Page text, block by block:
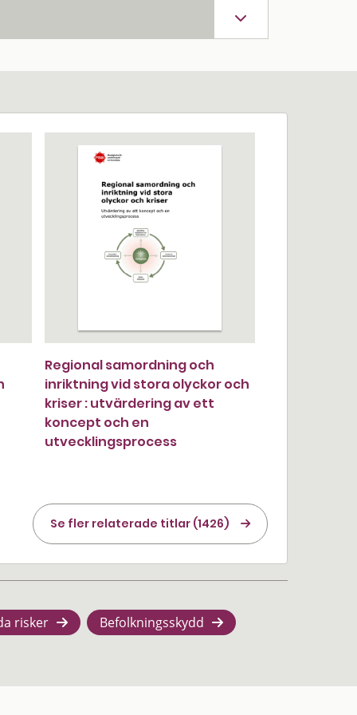
Regional samordning och
inriktning vid stora olyckor och
kriser : utvärdering av ett
koncept och en
utvecklingsprocess
Se fler relaterade titlar (1426)
risker Befolkningsskydd